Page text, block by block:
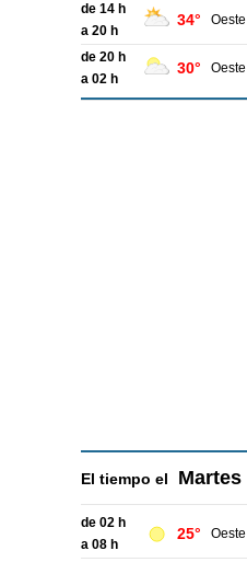
de 14 h
a 20 h
34° Oeste
de 20 h
a 02 h
30° Oeste
El tiempo el Martes
de 02 h
a 08 h
25° Oeste